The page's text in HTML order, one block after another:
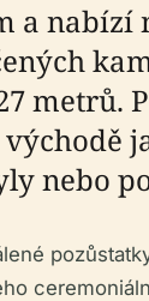
a
metrů.
nebo